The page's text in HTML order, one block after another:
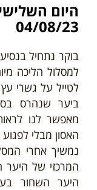
היום
04/08/23
בוקר נתחיל
למסלול הליכה
לטייל על גשרי
ביער שנהרס
מאפשר לנו
האסון מבלי
נמשיך אחרי
המרכזי של היער
היער השחור